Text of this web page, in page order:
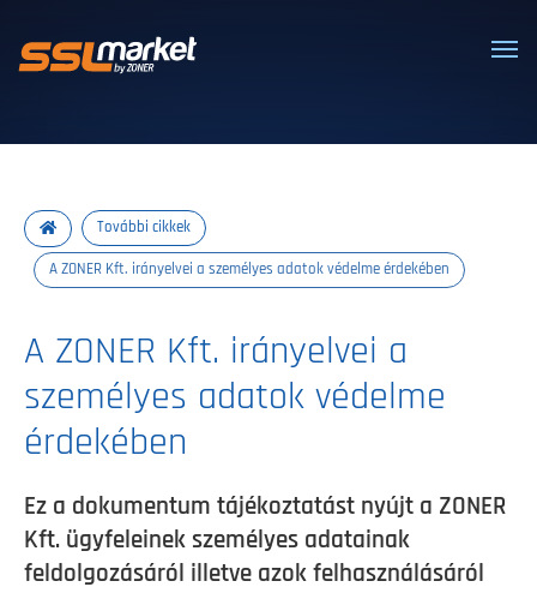
Megbízható SSL/TLS tanúsítványok
További cikkek
A ZONER Kft. irányelvei a személyes adatok védelme érdekében
A ZONER Kft. irányelvei a
személyes adatok védelme
érdekében
Ez a dokumentum tájékoztatást nyújt a ZONER
Kft. ügyfeleinek személyes adatainak
feldolgozásáról illetve azok felhasználásáról